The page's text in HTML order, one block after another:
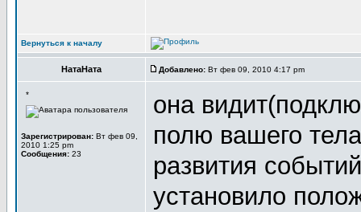
Вернуться к началу
НатаНата Добавлено: Вт фев 09, 2010 4:17 pm
*
Зарегистрирован: Вт фев 09,
2010 1:25 pm
Сообщения: 23
она
полю вашего
развития
установило